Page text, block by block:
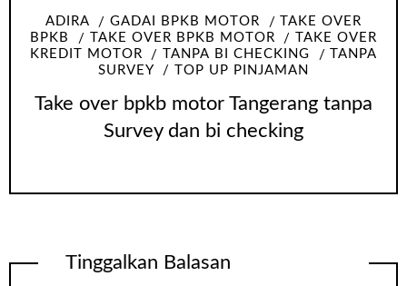
ADIRA GADAI BPKB MOTOR
TAKE OVER
BPKB
TAKE OVER BPKB MOTOR
TAKE OVER
KREDIT MOTOR
TANPA BI CHECKING
TANPA
SURVEY
TOP UP PINJAMAN
Take over bpkb motor Tangerang tanpa
Survey dan bi checking
Tinggalkan Balasan